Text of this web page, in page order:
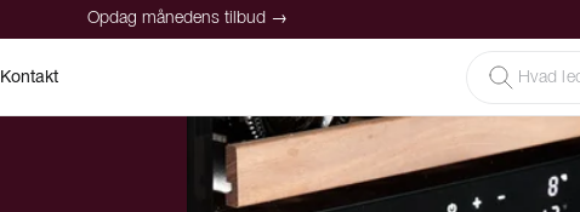
Opdag månedens tilbud →
Kontakt